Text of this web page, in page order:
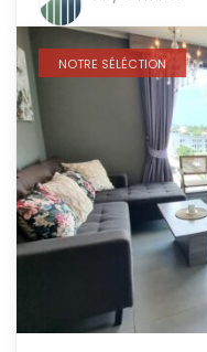
NOTRE SÉLÉCTION